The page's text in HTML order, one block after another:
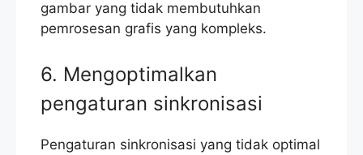
gambar yang tidak membutuhkan
pemrosesan grafis yang kompleks.
6. Mengoptimalkan
pengaturan sinkronisasi
Pengaturan sinkronisasi yang tidak optimal